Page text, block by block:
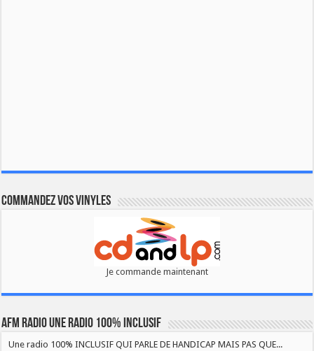
Commandez vos vinyles
Je commande maintenant
AFM RADIO UNE RADIO 100% INCLUSIF
Une radio 100% INCLUSIF QUI PARLE DE HANDICAP MAIS PAS QUE...